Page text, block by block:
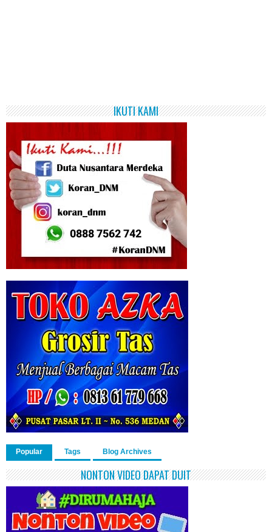
IKUTI KAMI
Popular Tags Blog Archives
NONTON VIDEO DAPAT DUIT